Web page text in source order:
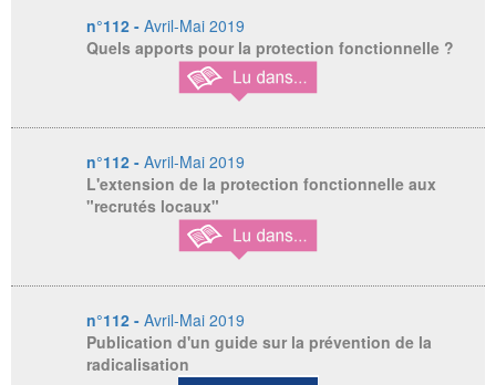
n°112 - Avril-Mai 2019
Quels apports pour la protection fonctionnelle ?
n°112 - Avril-Mai 2019
L'extension de la protection fonctionnelle aux
"recrutés locaux"
n°112 - Avril-Mai 2019
Publication d'un guide sur la prévention de la
radicalisation